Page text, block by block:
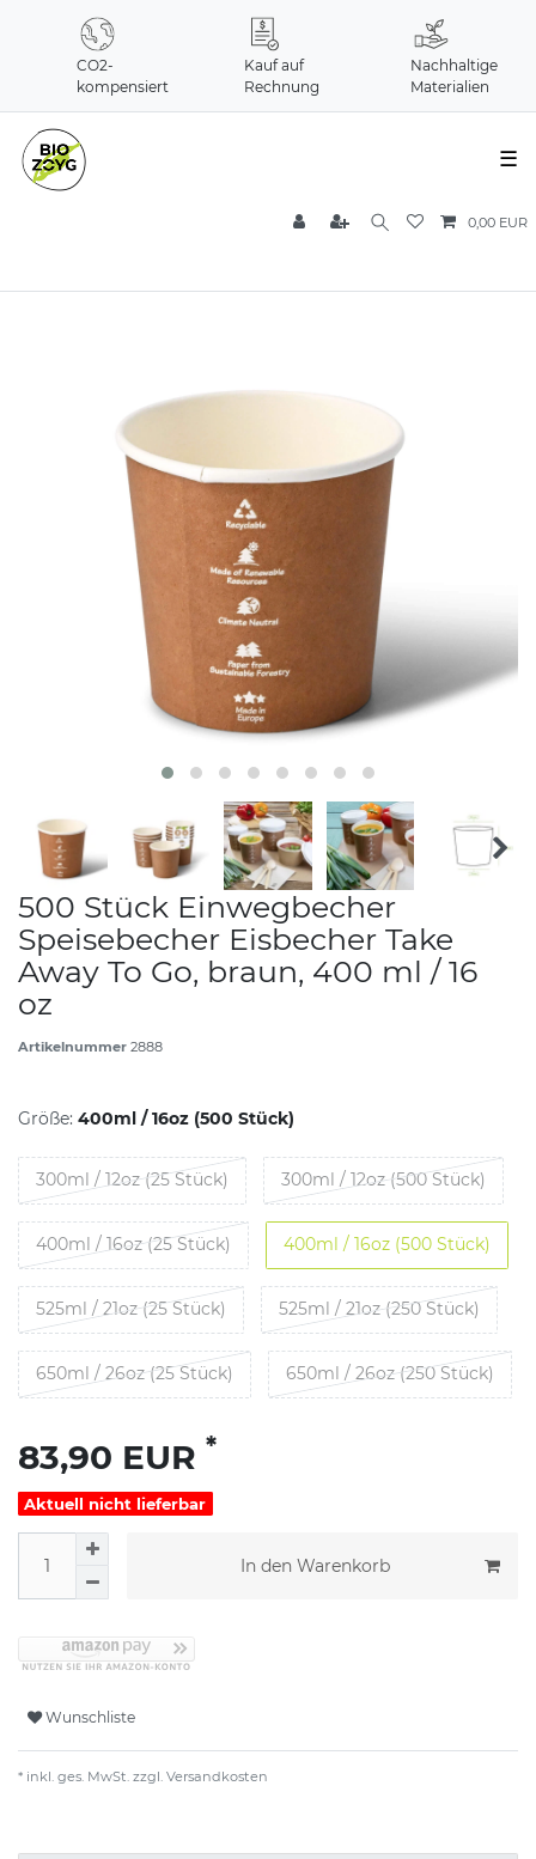
CO2-
kompensiert
Kauf auf
Rechnung
Nachhaltige
Materialien
☰
0,00 EUR
500 Stück Einwegbecher
Speisebecher Eisbecher Take
Away To Go, braun, 400 ml / 16
oz
Artikelnummer 2888
Größe: 400ml / 16oz (500 Stück)
300ml / 12oz (25 Stück) 300ml / 12oz (500 Stück)
400ml / 16oz (25 Stück) 400ml / 16oz (500 Stück)
525ml / 21oz (25 Stück) 525ml / 21oz (250 Stück)
650ml / 26oz (25 Stück) 650ml / 26oz (250 Stück)
83,90 EUR *
Aktuell nicht lieferbar
In den Warenkorb
Wunschliste
* inkl. ges. MwSt. zzgl. Versandkosten